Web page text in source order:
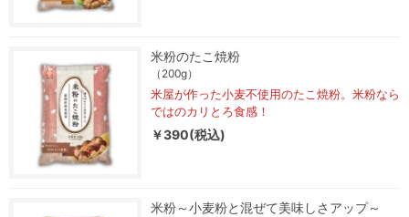
米粉のたこ焼粉
（200g）
米屋が作った小麦不使用のたこ焼粉。米粉なら
ではのカリとろ食感！
￥390(税込)
米粉～小麦粉と混ぜて美味しさアップ～